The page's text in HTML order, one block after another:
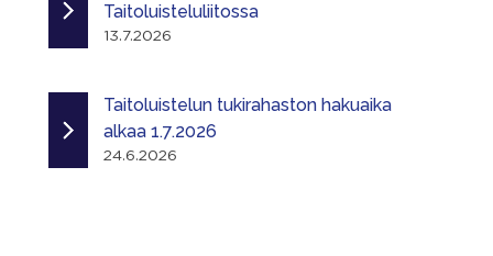
Taitoluisteluliitossa
13.7.2026
Taitoluistelun tukirahaston hakuaika
alkaa 1.7.2026
24.6.2026